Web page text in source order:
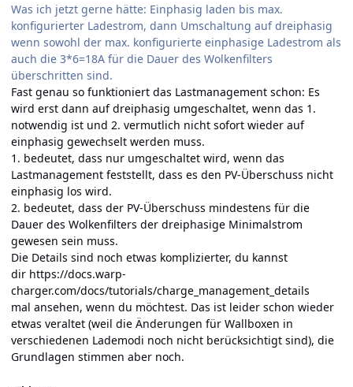
Was ich jetzt gerne hätte: Einphasig laden bis max.
konfigurierter Ladestrom, dann Umschaltung auf dreiphasig
wenn sowohl der max. konfigurierte einphasige Ladestrom als
auch die 3*6=18A für die Dauer des Wolkenfilters
überschritten sind.
Fast genau so funktioniert das Lastmanagement schon: Es
wird erst dann auf dreiphasig umgeschaltet, wenn das 1.
notwendig ist und 2. vermutlich nicht sofort wieder auf
einphasig gewechselt werden muss.
1. bedeutet, dass nur umgeschaltet wird, wenn das
Lastmanagement feststellt, dass es den PV-Überschuss nicht
einphasig los wird.
2. bedeutet, dass der PV-Überschuss mindestens für die
Dauer des Wolkenfilters der dreiphasige Minimalstrom
gewesen sein muss.
Die Details sind noch etwas komplizierter, du kannst
dir https://docs.warp-
charger.com/docs/tutorials/charge_management_details
mal ansehen, wenn du möchtest. Das ist leider schon wieder
etwas veraltet (weil die Änderungen für Wallboxen in
verschiedenen Lademodi noch nicht berücksichtigt sind), die
Grundlagen stimmen aber noch.